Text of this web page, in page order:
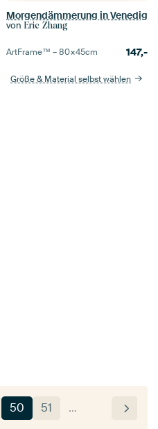
Morgendämmerung in Venedig
von Eric Zhang
ArtFrame™ –80×45cm 147,-
Größe & Material selbst wählen
50 51 …